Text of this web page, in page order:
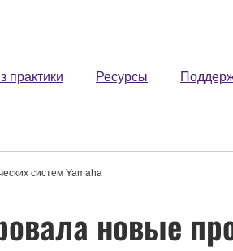
практики Ресурсы
систем Yamaha
новые